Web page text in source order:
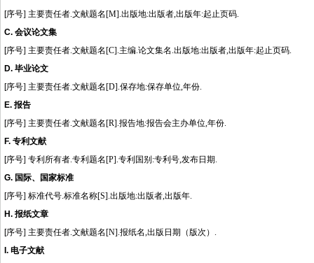
[序号] 主要责任者.文献题名 [M].出版地:出版者,出版年:起止页码.
C. 会议论文集
[序号] 主要责任者.文献题名 [C].主编.论文集名 .出版地:出版者,出版年:起止页码.
D. 毕业论文
[序号] 主要责任者.文献题名 [D].保存地:保存单位,年份.
E. 报告
[序号] 主要责任者.文献题名 [R].报告地:报告会主办单位,年份.
F. 专利文献
[序号] 专利所有者.专利题名 [P].专利国别 :专利号,发布日期.
G. 国际、国家标准
[序号] 标准代号.标准名称[S].出版地:出版者,出版年.
H. 报纸文章
[序号] 主要责任者.文献题名 [N].报纸名,出版日期（版次） .
I. 电子文献